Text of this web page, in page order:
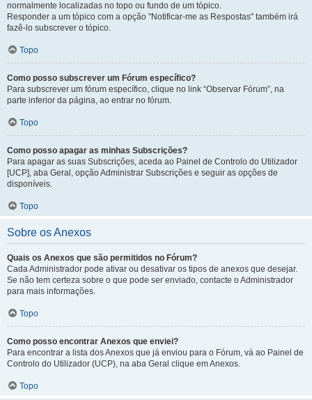
normalmente localizadas no topo ou fundo de um tópico.
Responder a um tópico com a opção "Notificar-me as Respostas" também irá
fazê-lo subscrever o tópico.
Topo
Como posso subscrever um Fórum específico?
Para subscrever um fórum específico, clique no link “Observar Fórum”, na
parte inferior da página, ao entrar no fórum.
Topo
Como posso apagar as minhas Subscrições?
Para apagar as suas Subscrições, aceda ao Painel de Controlo do Utilizador
[UCP], aba Geral, opção Administrar Subscrições e seguir as opções de
disponíveis.
Topo
Sobre os Anexos
Quais os Anexos que são permitidos no Fórum?
Cada Administrador pode ativar ou desativar os tipos de anexos que desejar.
Se não tem certeza sobre o que pode ser enviado, contacte o Administrador
para mais informações.
Topo
Como posso encontrar Anexos que enviei?
Para encontrar a lista dos Anexos que já enviou para o Fórum, vá ao Painel de
Controlo do Utilizador (UCP), na aba Geral clique em Anexos.
Topo